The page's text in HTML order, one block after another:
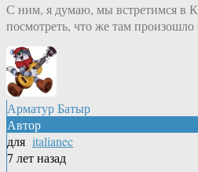
С ним, я думаю, мы встретимся в
посмотреть, что же там
Арматур Батыр
Автор
для italianec
7 лет назад